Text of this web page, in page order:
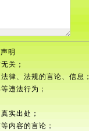
明
关；
律、法规的言论、信息；
违法行为；
实出处；
内容的言论；